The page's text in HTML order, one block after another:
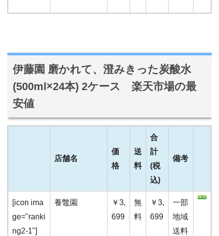
伊藤園 磨かれて、澄みきった炭酸水
(500ml×24本) 2ケース 楽天市場の最
安値
店舗名
価
格
送
料
合
計
(税
込)
備考
[icon ima
ge="ranki
ng2-1"]
養鼈園
￥3,
699
無
料
￥3,
699
一部
地域
送料